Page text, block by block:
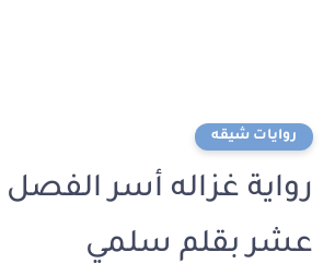
روايات شيقه
رواية غزاله أسر الفصل
عشر بقلم سلمي